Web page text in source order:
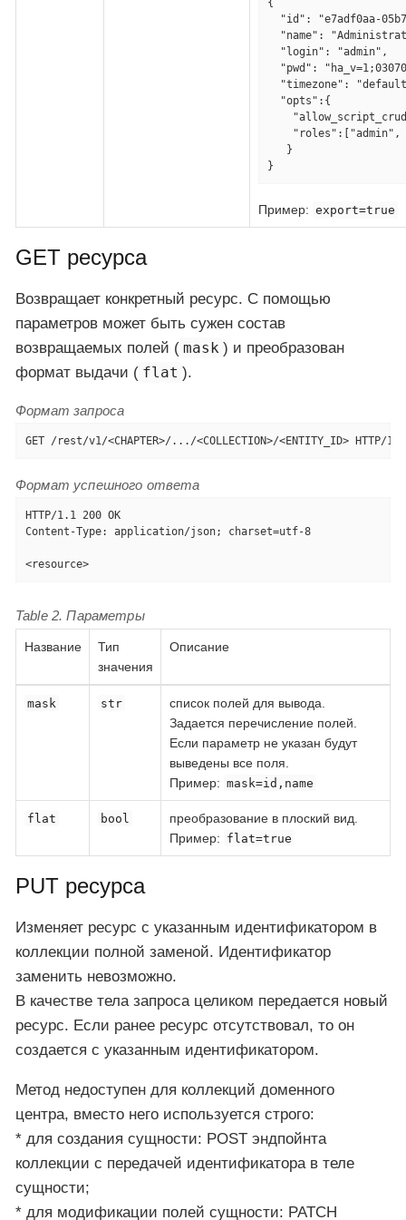
{
}
Пример: export=true
GET ресурса
Возвращает конкретный ресурс. С помощью
параметров может быть сужен состав
возвращаемых полей ( mask ) и преобразован
формат выдачи ( flat ).
Формат запроса
GET /rest/v1/<CHAPTER>/.../<COLLECTION>/<ENTITY_ID> HTTP/1.1
Формат успешного ответа
HTTP/1.1 200 OK
Content-Type: application/json; charset=utf-8
<resource>
Table 2. Параметры
Название
Тип
значения
Описание
mask str
список полей для вывода.
Задается перечисление полей.
Если параметр не указан будут
выведены все поля.
Пример: mask=id,name
flat bool
преобразование в плоский вид.
Пример: flat=true
PUT ресурса
Изменяет ресурс с указанным идентификатором в
коллекции полной заменой. Идентификатор
заменить невозможно.
В качестве тела запроса целиком передается новый
ресурс. Если ранее ресурс отсутствовал, то он
создается с указанным идентификатором.
Метод недоступен для коллекций доменного
центра, вместо него используется строго:
* для создания сущности: POST эндпойнта
коллекции с передачей идентификатора в теле
сущности;
* для модификации полей сущности: PATCH